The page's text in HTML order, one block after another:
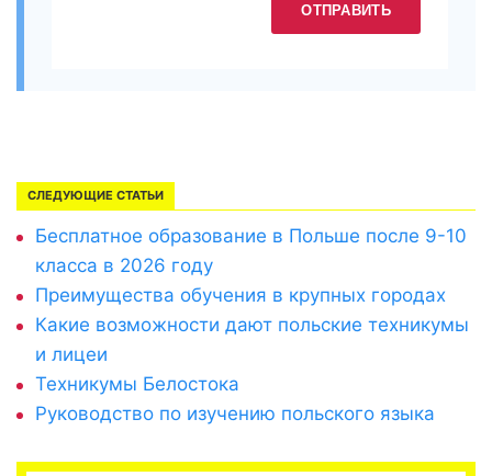
ОТПРАВИТЬ
СЛЕДУЮЩИЕ СТАТЬИ
Бесплатное образование в Польше после 9-10
класса в 2026 году
Преимущества обучения в крупных городах
Какие возможности дают польские техникумы
и лицеи
Техникумы Белостока
Руководство по изучению польского языка